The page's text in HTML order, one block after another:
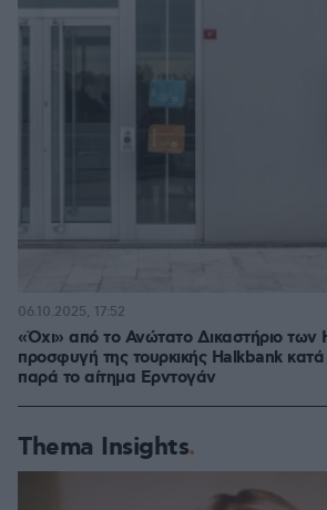
«Όχι» από το Ανώτατο Δικαστήριο
προσφυγή της τουρκικής Halkbank κατά
παρά το αίτημα Ερντογάν
06.10.2025, 17:52
Thema Insights